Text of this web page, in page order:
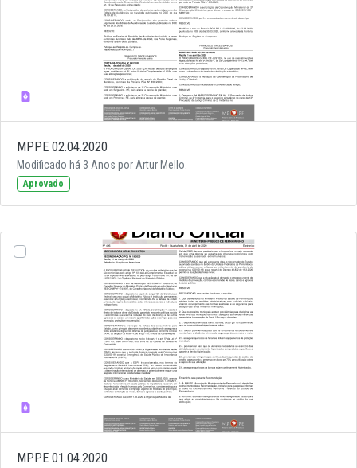
MPPE 02.04.2020
Modificado há 3 Anos por Artur Mello.
Aprovado
MPPE 01.04.2020